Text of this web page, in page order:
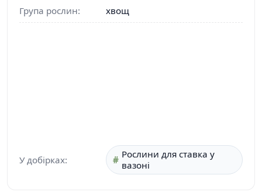
Група рослин:
хвощ
У добірках:
Рослини для ставка у
вазоні